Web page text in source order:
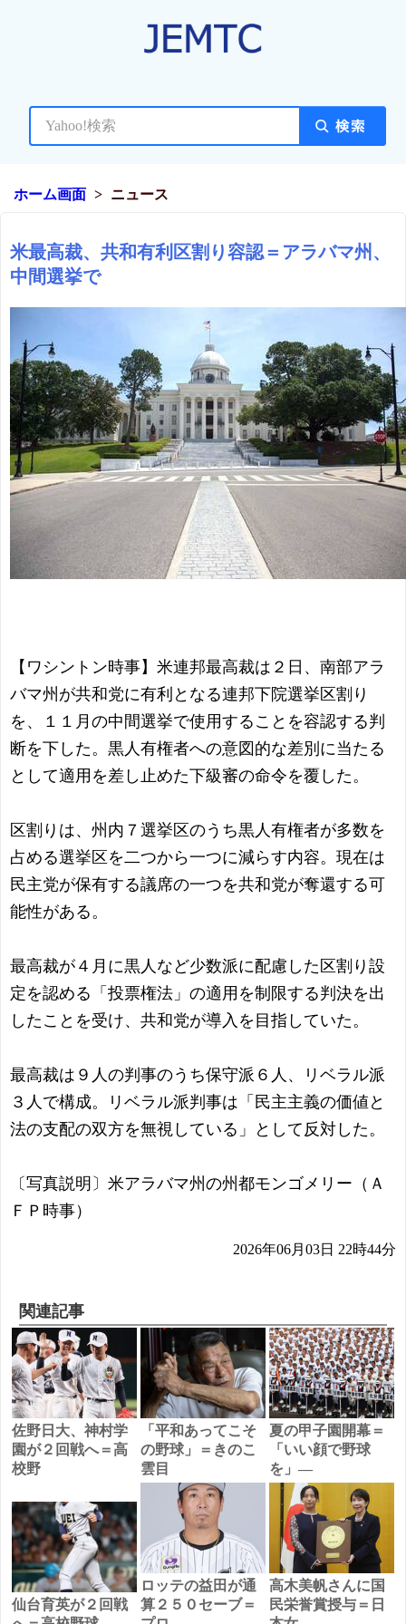
ホーム画面 ニュース
米最高裁、共和有利区割り容認＝アラバマ州、
中間選挙で
【ワシントン時事】米連邦最高裁は２日、南部アラ
バマ州が共和党に有利となる連邦下院選挙区割り
を、１１月の中間選挙で使用することを容認する判
断を下した。黒人有権者への意図的な差別に当たる
として適用を差し止めた下級審の命令を覆した。
区割りは、州内７選挙区のうち黒人有権者が多数を
占める選挙区を二つから一つに減らす内容。現在は
民主党が保有する議席の一つを共和党が奪還する可
能性がある。
最高裁が４月に黒人など少数派に配慮した区割り設
定を認める「投票権法」の適用を制限する判決を出
したことを受け、共和党が導入を目指していた。
最高裁は９人の判事のうち保守派６人、リベラル派
３人で構成。リベラル派判事は「民主主義の価値と
法の支配の双方を無視している」として反対した。
〔写真説明〕米アラバマ州の州都モンゴメリー（Ａ
ＦＰ時事）
2026年06月03日 22時44分
関連記事
佐野日大、神村学
園が２回戦へ＝高
校野
「平和あってこそ
の野球」＝きのこ
雲目
夏の甲子園開幕＝
「いい顔で野球
を」―
仙台育英が２回戦
ロッテの益田が通
算２５０セーブ＝
高木美帆さんに国
民栄誉賞授与＝日